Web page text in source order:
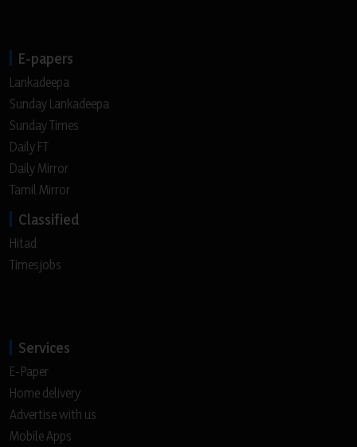
E-papers
Lankadeepa
Sunday Lankadeepa
Sunday Times
Daily FT
Daily Mirror
Tamil Mirror
Classified
Hitad
Timesjobs
Services
E-Paper
Home delivery
Advertise with us
Mobile Apps